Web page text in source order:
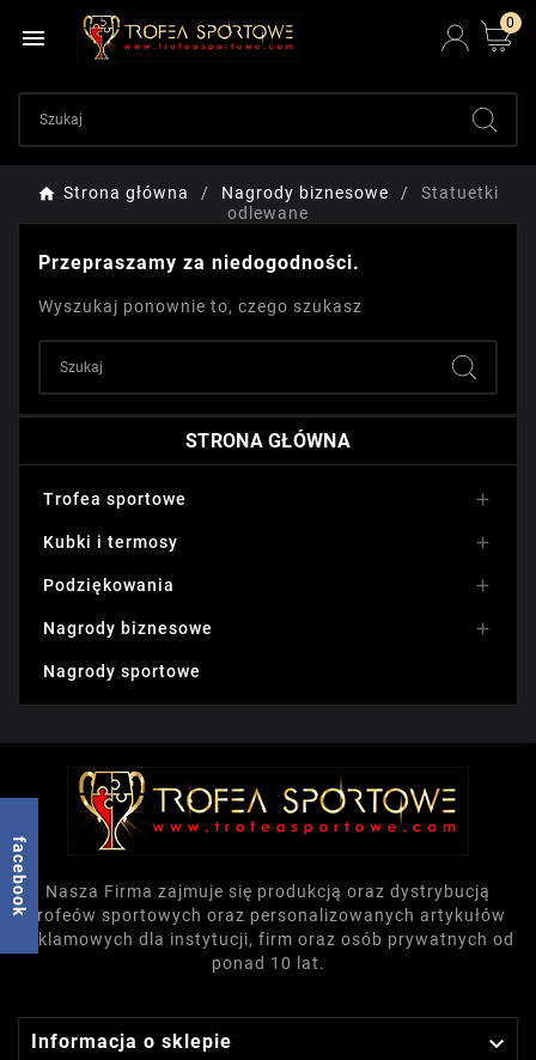

0
Strona główna Nagrody biznesowe
Statuetki
odlewane
Przepraszamy za niedogodności.
Wyszukaj ponownie to, czego szukasz
STRONA GŁÓWNA
Trofea sportowe 
Kubki i termosy 
Podziękowania 
Nagrody biznesowe 
Nagrody sportowe
Nasza Firma zajmuje się produkcją oraz dystrybucją
trofeów sportowych oraz personalizowanych artykułów
reklamowych dla instytucji, firm oraz osób prywatnych od
ponad 10 lat.
Informacja o sklepie 
facebook